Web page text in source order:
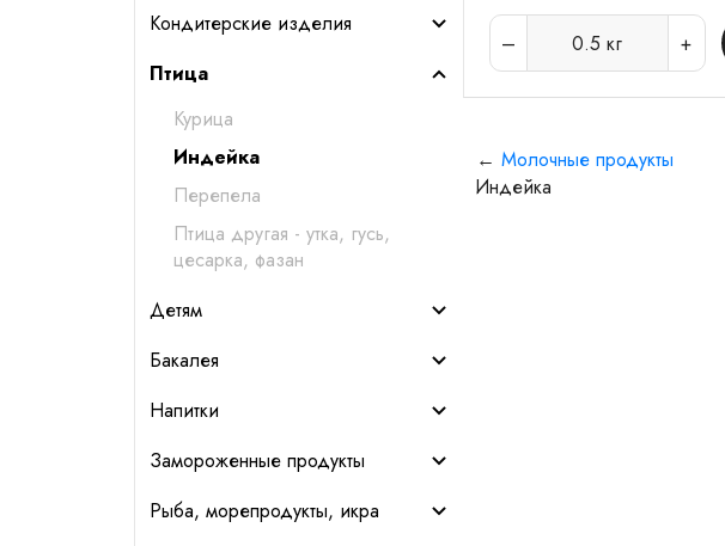
Кондитерские изделия
Птица
Курица
Индейка
Перепела
Птица другая - утка, гусь,
цесарка, фазан
Детям
Бакалея
Напитки
Замороженные продукты
Рыба, морепродукты, икра
0.5 кг
← Молочные продукты
Индейка